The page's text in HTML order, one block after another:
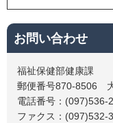
お問い合わせ
福祉保健部健康課
郵便番号870-8506
電話番号：(097)536-
ファクス：(097)532-